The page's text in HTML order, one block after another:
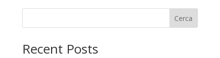
Cerca
Recent Posts